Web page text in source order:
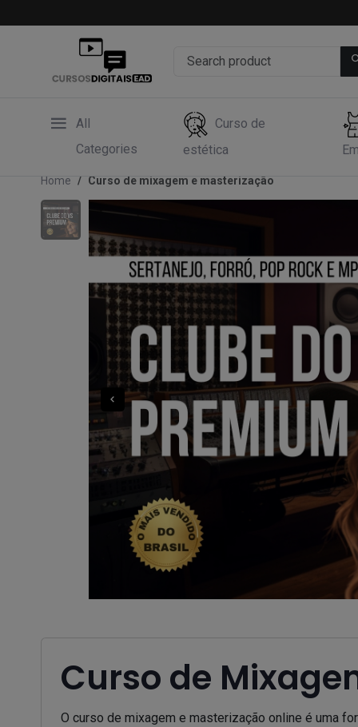
All
Categories
Curso de
estética
Home Curso de mixagem e masterização
Curso de
O curso de mixagem e masterização online é uma